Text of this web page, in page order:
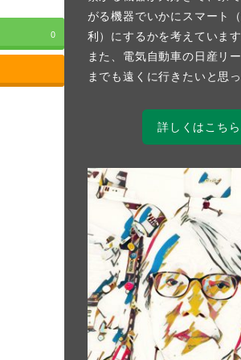
0
がる機器でいかにスマート
利）にするかを考えています
また、電気自動車の日産リ
までも遠くに行きたいと思っ
詳しくはこちら